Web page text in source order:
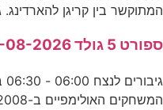
המתוקשר בין קריגן להארדינג.
ספורט 5 גולד 06-08-2026